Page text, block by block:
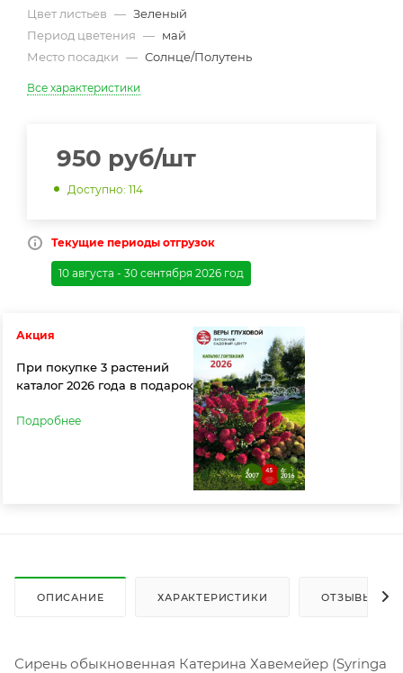
Цвет листьев — Зеленый
Период цветения — май
Место посадки — Солнце/Полутень
Все характеристики
950 руб/шт
Доступно: 114
Текущие периоды отгрузок
10 августа - 30 сентября 2026 год
Акция
При покупке 3 растений
каталог 2026 года в подарок
Подробнее
ОПИСАНИЕ ХАРАКТЕРИСТИКИ ОТЗЫВЫ
Сирень обыкновенная Катерина Хавемейер (Syringa